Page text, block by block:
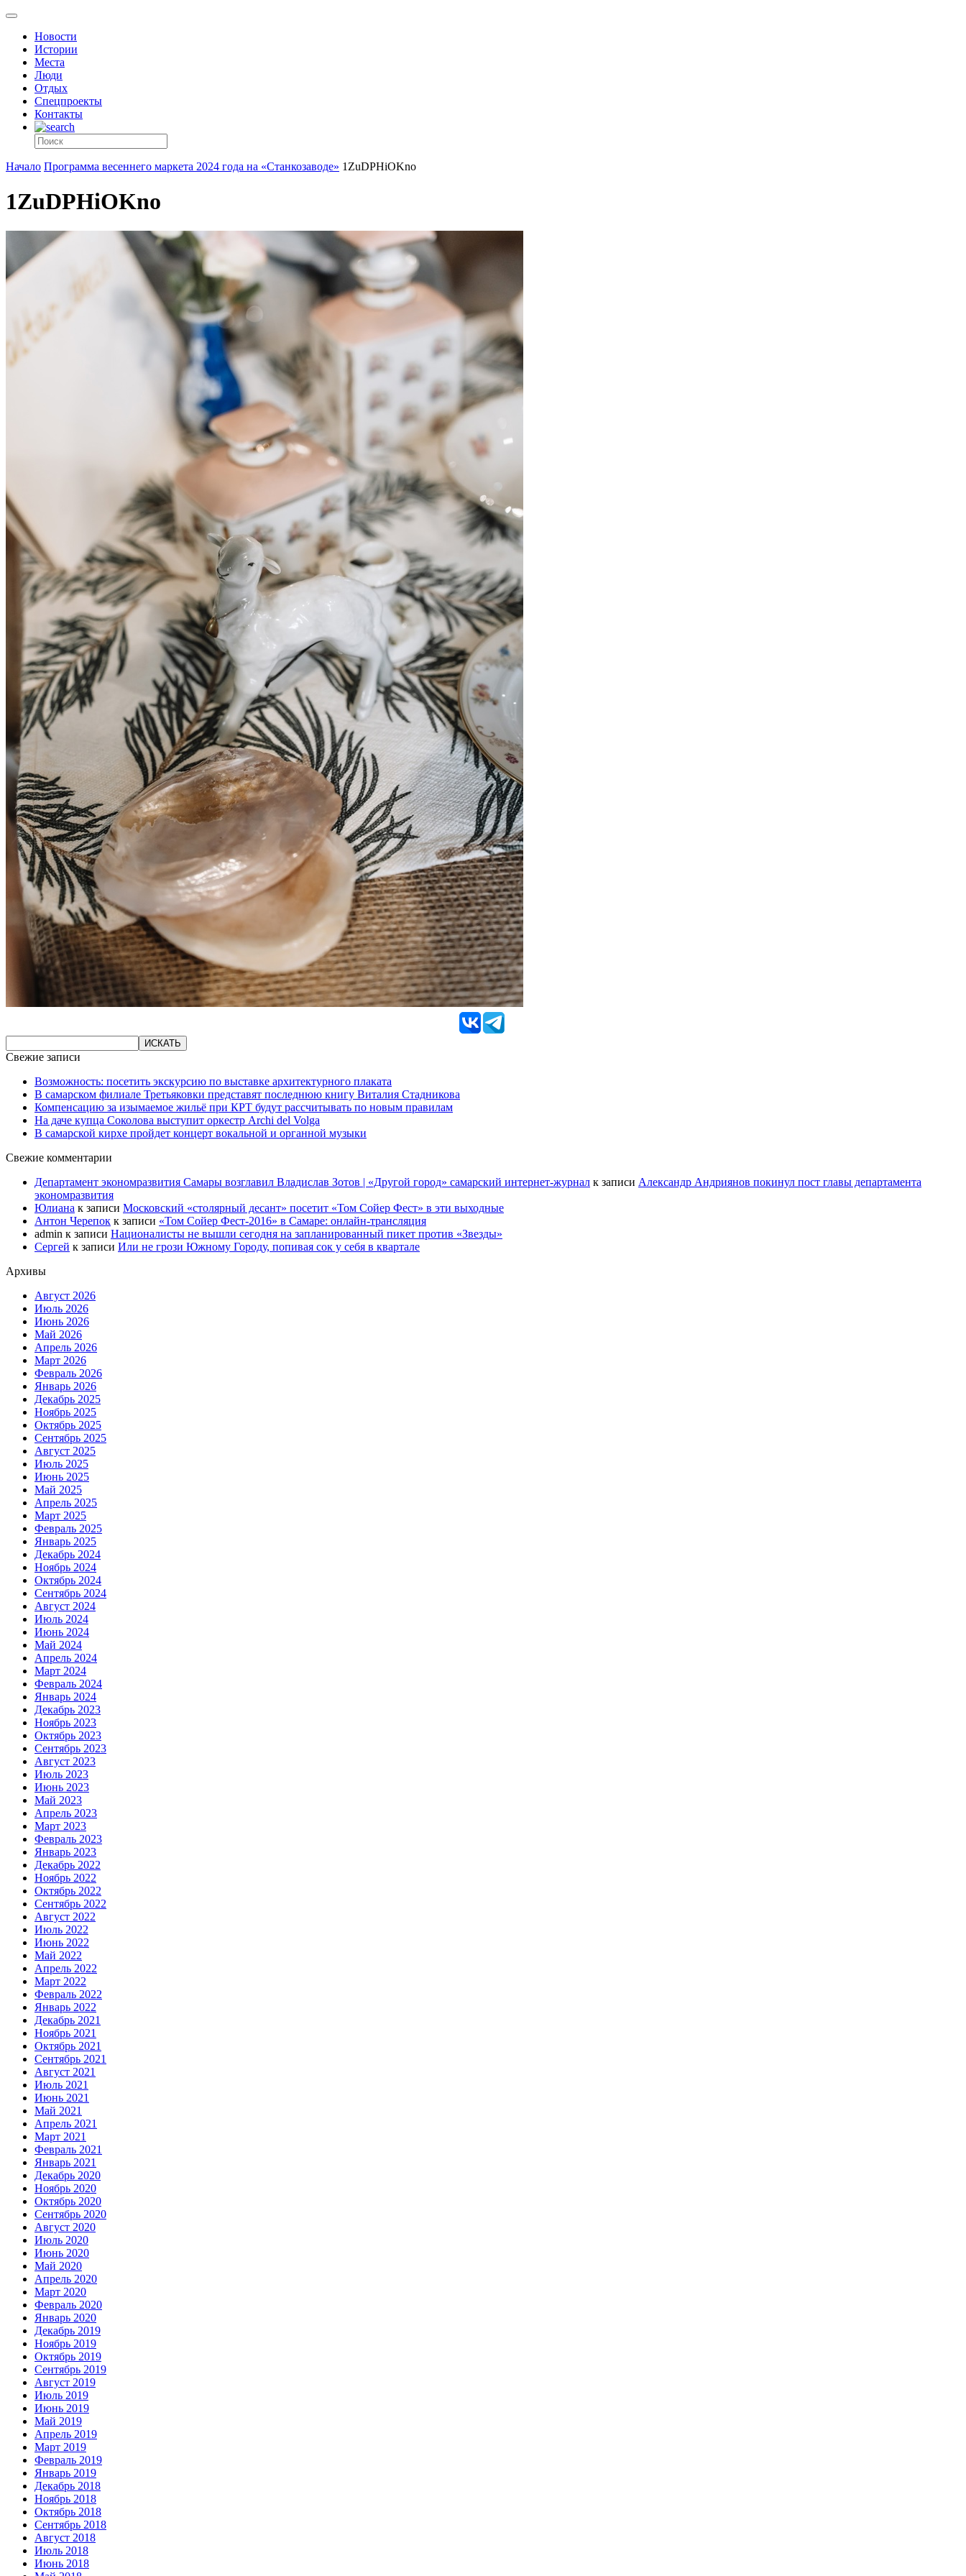
Новости
Истории
Места
Люди
Отдых
Спецпроекты
Контакты
Начало Программа весеннего маркета 2024 года на «Станкозаводе» 1ZuDPHiOKno
1ZuDPHiOKno
Свежие записи
Возможность: посетить экскурсию по выставке архитектурного плаката
В самарском филиале Третьяковки представят последнюю книгу Виталия Стадникова
Компенсацию за изымаемое жильё при КРТ будут рассчитывать по новым правилам
На даче купца Соколова выступит оркестр Archi del Volga
В самарской кирхе пройдет концерт вокальной и органной музыки
Свежие комментарии
Департамент экономразвития Самары возглавил Владислав Зотов | «Другой город» самарский интернет-журнал к записи Александр Андриянов покинул пост главы департамента
экономразвития
Юлиана к записи Московский «столярный десант» посетит «Том Сойер Фест» в эти выходные
Антон Черепок к записи «Том Сойер Фест-2016» в Самаре: онлайн-трансляция
admin к записи Националисты не вышли сегодня на запланированный пикет против «Звезды»
Сергей к записи Или не грози Южному Городу, попивая сок у себя в квартале
Архивы
Август 2026
Июль 2026
Июнь 2026
Май 2026
Апрель 2026
Март 2026
Февраль 2026
Январь 2026
Декабрь 2025
Ноябрь 2025
Октябрь 2025
Сентябрь 2025
Август 2025
Июль 2025
Июнь 2025
Май 2025
Апрель 2025
Март 2025
Февраль 2025
Январь 2025
Декабрь 2024
Ноябрь 2024
Октябрь 2024
Сентябрь 2024
Август 2024
Июль 2024
Июнь 2024
Май 2024
Апрель 2024
Март 2024
Февраль 2024
Январь 2024
Декабрь 2023
Ноябрь 2023
Октябрь 2023
Сентябрь 2023
Август 2023
Июль 2023
Июнь 2023
Май 2023
Апрель 2023
Март 2023
Февраль 2023
Январь 2023
Декабрь 2022
Ноябрь 2022
Октябрь 2022
Сентябрь 2022
Август 2022
Июль 2022
Июнь 2022
Май 2022
Апрель 2022
Март 2022
Февраль 2022
Январь 2022
Декабрь 2021
Ноябрь 2021
Октябрь 2021
Сентябрь 2021
Август 2021
Июль 2021
Июнь 2021
Май 2021
Апрель 2021
Март 2021
Февраль 2021
Январь 2021
Декабрь 2020
Ноябрь 2020
Октябрь 2020
Сентябрь 2020
Август 2020
Июль 2020
Июнь 2020
Май 2020
Апрель 2020
Март 2020
Февраль 2020
Январь 2020
Декабрь 2019
Ноябрь 2019
Октябрь 2019
Сентябрь 2019
Август 2019
Июль 2019
Июнь 2019
Май 2019
Апрель 2019
Март 2019
Февраль 2019
Январь 2019
Декабрь 2018
Ноябрь 2018
Октябрь 2018
Сентябрь 2018
Август 2018
Июль 2018
Июнь 2018